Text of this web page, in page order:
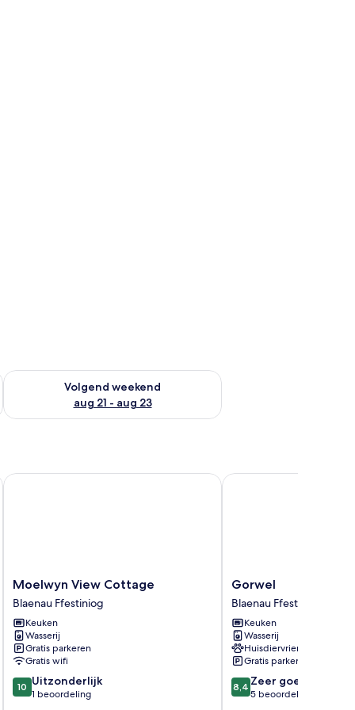
weekend aug 14 - aug 16
Volgend weekend
aug 21 - aug 23
De beschikbaarheid controleren voor volgend weekend aug
Moelwyn
View
Cottage
Blaenau
Ffestiniog
Moelwyn View Cottage
Blaenau Ffestiniog
Keuken
Wasserij
Gratis parkeren
Gratis wifi
10.0
van
10 Uitzonderlijk
1 beoordeling
Moelwyn View Cottage
Gorwel
Blaenau
Ffestiniog
Gorwel
Blaenau Ffestiniog
Keuken
Wasserij
Huisdiervriendelijk
Gratis parkeren
8.4
van
8,4 Zeer goed
5 beoordelingen
Gorwel